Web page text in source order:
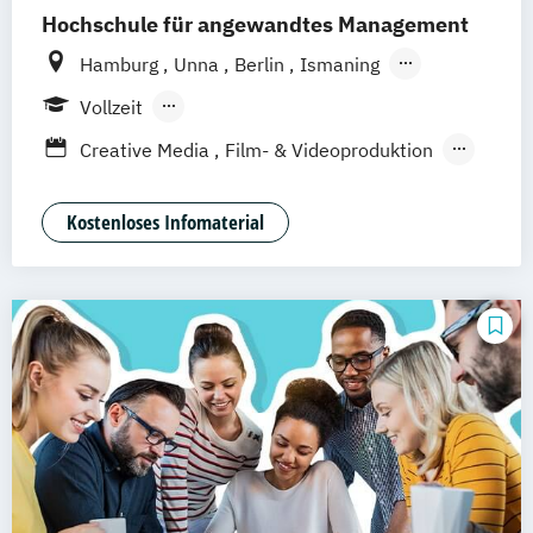
Hochschule für angewandtes Management
Hamburg Unna Berlin
Ismaning
Mannheim
Stuttgart
Vollzeit
Berufsbegleitendes Präsenzstudium
Creative Media
Film- & Videoproduktion
Media Studies Medienmanagement
Medienpsychologie Musikproduktion
Software Design & User Experience
Kostenloses Infomaterial